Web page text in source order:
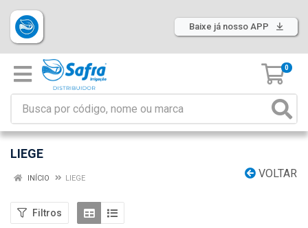
Baixe já nosso APP
0
LIEGE
VOLTAR
INÍCIO LIEGE
Filtros